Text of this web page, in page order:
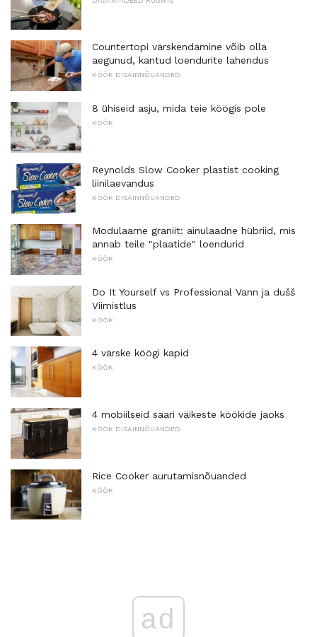
Countertopi värskendamine võib olla
aegunud, kantud loendurite lahendus
KÖÖK DISAINNÕUANDED
8 ühiseid asju, mida teie köögis pole
KÖÖK
Reynolds Slow Cooker plastist cooking
liinilaevandus
KÖÖK DISAINNÕUANDED
Modulaarne graniit: ainulaadne hübriid, mis
annab teile "plaatide" loendurid
KÖÖK
Do It Yourself vs Professional Vann ja dušš
Viimistlus
KÖÖK
4 värske köögi kapid
KÖÖK
4 mobiilseid saari väikeste köökide jaoks
KÖÖK DISAINNÕUANDED
Rice Cooker aurutamisnõuanded
KÖÖK
ad